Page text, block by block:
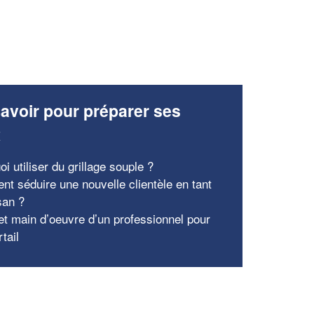
pour préparer ses
utiliser du grillage souple ?
séduire une nouvelle clientèle en tant
?
main d’oeuvre d’un professionnel pour